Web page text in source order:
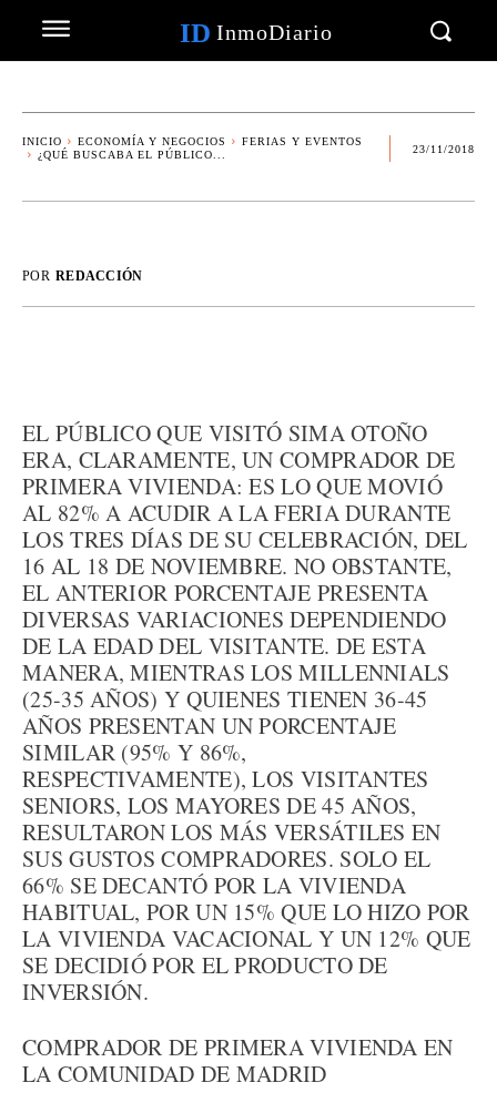
ID InmoDiario
INICIO ECONOMÍA Y NEGOCIOS
FERIAS Y EVENTOS
¿QUÉ BUSCABA EL PÚBLICO...
23/11/2018
POR REDACCIÓN
EL PÚBLICO QUE VISITÓ SIMA OTOÑO
ERA, CLARAMENTE, UN COMPRADOR DE
PRIMERA VIVIENDA: ES LO QUE MOVIÓ
AL 82% A ACUDIR A LA FERIA DURANTE
LOS TRES DÍAS DE SU CELEBRACIÓN, DEL
16 AL 18 DE NOVIEMBRE. NO OBSTANTE,
EL ANTERIOR PORCENTAJE PRESENTA
DIVERSAS VARIACIONES DEPENDIENDO
DE LA EDAD DEL VISITANTE. DE ESTA
MANERA, MIENTRAS LOS MILLENNIALS
(25-35 AÑOS) Y QUIENES TIENEN 36-45
AÑOS PRESENTAN UN PORCENTAJE
SIMILAR (95% Y 86%,
RESPECTIVAMENTE), LOS VISITANTES
SENIORS, LOS MAYORES DE 45 AÑOS,
RESULTARON LOS MÁS VERSÁTILES EN
SUS GUSTOS COMPRADORES. SOLO EL
66% SE DECANTÓ POR LA VIVIENDA
HABITUAL, POR UN 15% QUE LO HIZO POR
LA VIVIENDA VACACIONAL Y UN 12% QUE
SE DECIDIÓ POR EL PRODUCTO DE
INVERSIÓN.
COMPRADOR DE PRIMERA VIVIENDA EN
LA COMUNIDAD DE MADRID